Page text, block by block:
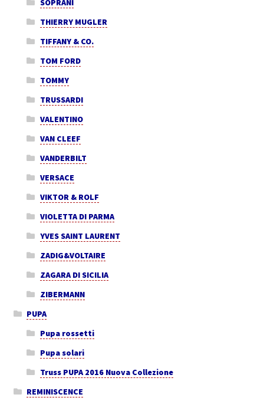
SOPRANI
THIERRY MUGLER
TIFFANY & CO.
TOM FORD
TOMMY
TRUSSARDI
VALENTINO
VAN CLEEF
VANDERBILT
VERSACE
VIKTOR & ROLF
VIOLETTA DI PARMA
YVES SAINT LAURENT
ZADIG&VOLTAIRE
ZAGARA DI SICILIA
ZIBERMANN
PUPA
Pupa rossetti
Pupa solari
Truss PUPA 2016 Nuova Collezione
REMINISCENCE